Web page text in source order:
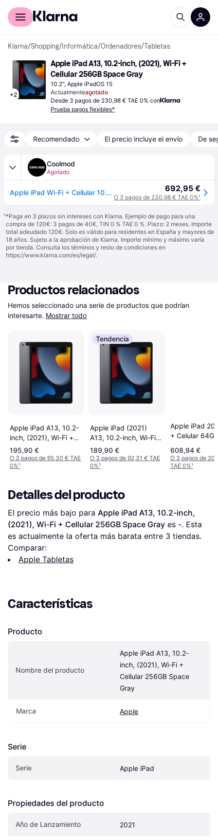
Comprar con Klarna
Klarna/Shopping/ Informática/Ordenadores/Tabletas
+2
Apple iPad A13, 10.2-inch, (2021), Wi-Fi +
Cellular 256GB Space Gray
10.2", Apple iPadOS 15
Actualmenteagotado
Desde 3 pagos de 230,98 € TAE 0% con
Prueba pagos flexibles*
Recomendado El precio incluye el envío De
Coolmod
Agotado
Apple iPad Wi-Fi + Cellular 10.2" A13 3GB 256GB Gris Espacial iPadOS 692,95 €
O 3 pagos de 230,98 € TAE 0%¹
¹*Paga en 3 plazos sin intereses con Klarna. Ejemplo de pago para una
compra de 120€: 3 pagos de 40€, TIN 0 % TAE 0 %. Plazo: 2 meses. Importe
total adeudado 120€. Solo es válido para residentes en España y mayores de
18 años. Sujeto a la aprobación de Klarna. Importe mínimo y máximo varía
por tienda. Consulta los términos y resto de condiciones en
https://www.klarna.com/es/legal/.
Productos relacionados
Hemos seleccionado una serie de productos que podrían
interesarte. Mostrar todo
Apple iPad A13, 10.2-
inch, (2021), Wi-Fi +
Cellular 64GB Space
Grey
195,90 €
O 3 pagos de 65,30 € TAE
0%¹
Tendencia
Apple iPad (2021)
A13, 10.2-inch, Wi-Fi,
64GB, Space Gray
189,90 €
O 3 pagos de 92,31 € TAE
0%¹
Apple iPad
+ Celular
608,94 €
O 3 pagos de
TAE 0%¹
Detalles del producto
El precio más bajo para Apple iPad A13, 10.2-inch,
(2021), Wi-Fi + Cellular 256GB Space Gray es -. Esta
es actualmente la oferta más barata entre 3 tiendas.
Comparar:
Apple Tabletas
Características
Producto
Nombre del producto
Apple iPad A13, 10.2-
inch, (2021), Wi-Fi +
Cellular 256GB Space
Gray
Marca Apple
Serie
Serie Apple iPad
Propiedades del producto
Año de Lanzamiento 2021